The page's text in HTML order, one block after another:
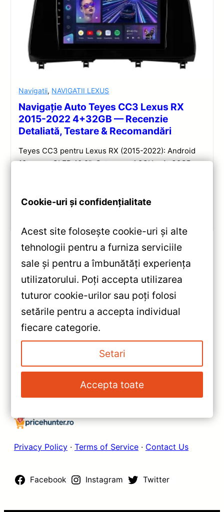
Navigatii, NAVIGATII LEXUS
Navigație Auto Teyes CC3 Lexus RX
2015-2022 4+32GB — Recenzie
Detaliată, Testare & Recomandări
Teyes CC3 pentru Lexus RX (2015-2022): Android
10, ecran QLED 10.2″, Octa-core 1.8GHz, 4+32GB,
«Navigație Auto X1 4G Honda
HR-V (2015-2022) 9″ 2+32GB
Octa-core — Teyes Recenzie
Detaliată, Testare &
Recomandări
»
Navigație Auto Teyes X1 9”
(2+32GB) pentru Volkswagen
New Beetle — Recenzie
Detaliată & Recomandări
Privacy Policy · Terms of Service · Contact Us
Facebook Instagram Twitter
Cookie-uri și confidențialitate
Acest site folosește cookie-uri și alte
tehnologii pentru a furniza serviciile
sale și pentru a îmbunătăți experiența
utilizatorului. Poți accepta utilizarea
tuturor cookie-urilor sau poți folosi
setările pentru a accepta individual
fiecare categorie.
Setari
Accepta toate